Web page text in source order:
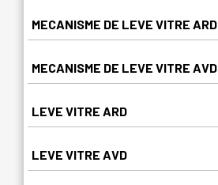
MECANISME DE LEVE VITRE ARD
MECANISME DE LEVE VITRE AVD
LEVE VITRE ARD
LEVE VITRE AVD